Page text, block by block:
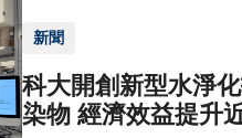
新聞
科大開創新型水淨
染物 經濟效益提升